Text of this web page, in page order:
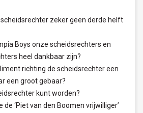
zeker geen derde helft
Boys onze scheidsrechters en
heel dankbaar zijn?
richting de scheidsrechter een
een groot gebaar?
kunt worden?
‘Piet van den Boomen vrijwilliger’